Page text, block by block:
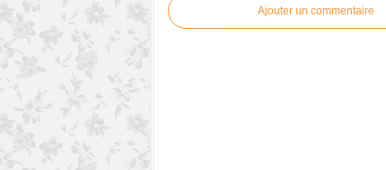
Ajouter un commentaire